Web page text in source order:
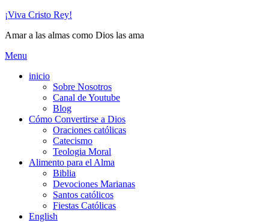
Skip
content
¡Viva Cristo Rey!
Amar a las almas como Dios las ama
Menu
inicio
Sobre Nosotros
Canal de Youtube
Blog
Cómo Convertirse a Dios
Oraciones católicas
Catecismo
Teologia Moral
Alimento para el Alma
Biblia
Devociones Marianas
Santos católicos
Fiestas Católicas
English